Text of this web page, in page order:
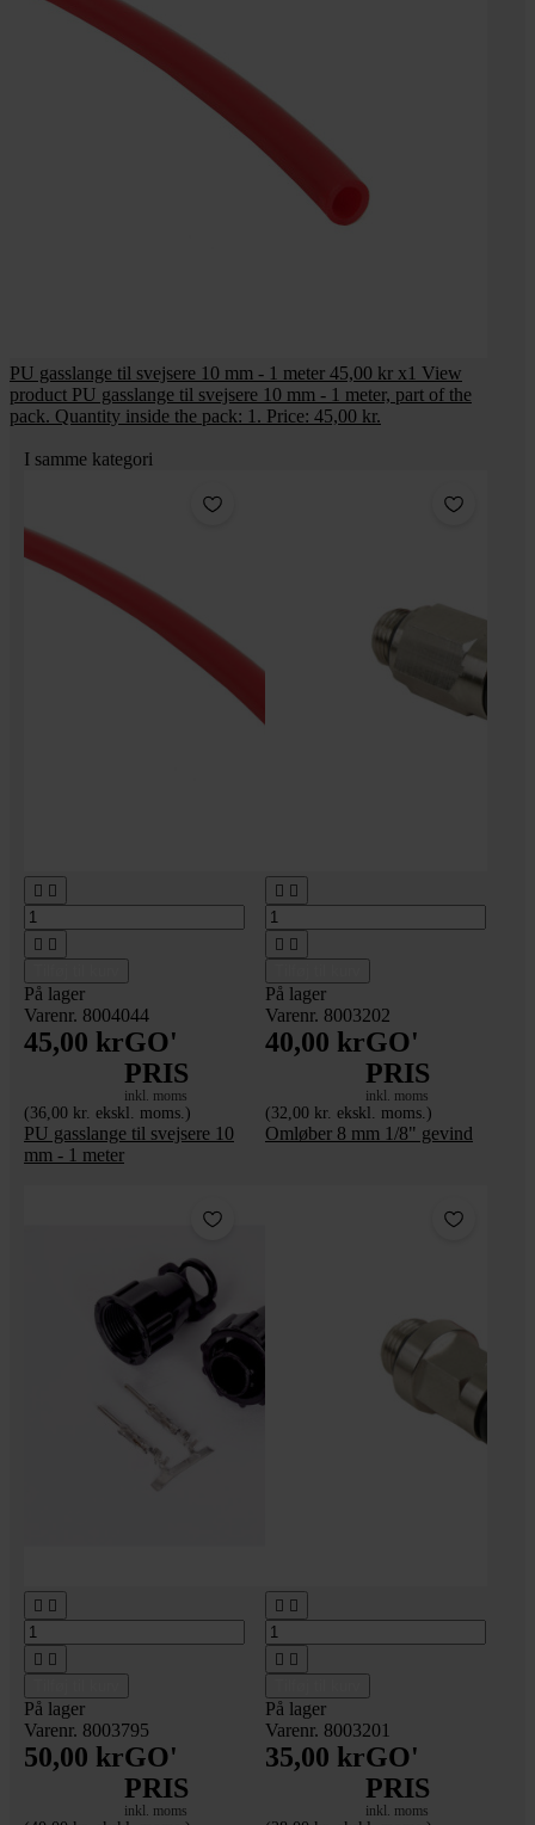
PU gasslange til svejsere 10 mm - 1 meter 45,00 kr x1 View
product PU gasslange til svejsere 10 mm - 1 meter, part of the
pack. Quantity inside the pack: 1. Price: 45,00 kr.
I samme kategori
 
 
På lager
Varenr. 8004044
45,00 krGO'
PRIS
inkl. moms
(36,00 kr. ekskl. moms.)
PU gasslange til svejsere 10
mm - 1 meter
 
 
På lager
Varenr. 8003202
40,00 krGO'
PRIS
inkl. moms
(32,00 kr. ekskl. moms.)
Omløber 8 mm 1/8" gevind
 
 
På lager
Varenr. 8003795
50,00 krGO'
PRIS
inkl. moms
 
 
På lager
Varenr. 8003201
35,00 krGO'
PRIS
inkl. moms